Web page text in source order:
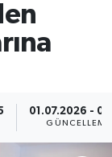
01.07.2026 -
GÜNCELLEME